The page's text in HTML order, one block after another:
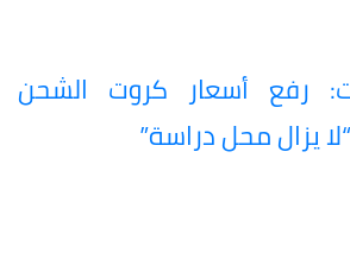
رفع أسعار كروت الشحن
يزال محل دراسة”